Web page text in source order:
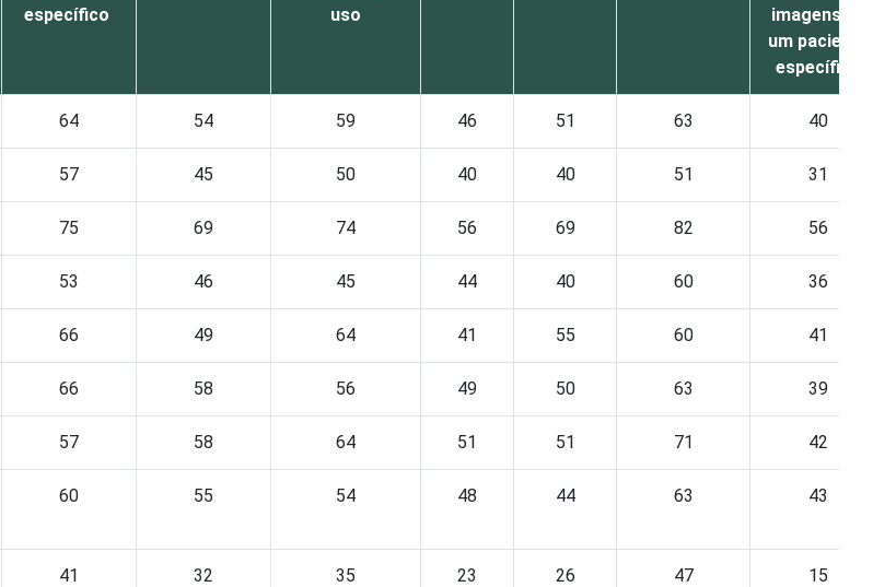
específico
uso
imagens de
um paciente
específico
64 54 59 46 51 63 40
57 45 50 40 40 51 31
75 69 74 56 69 82 56
53 46 45 44 40 60 36
66 49 64 41 55 60 41
66 58 56 49 50 63 39
57 58 64 51 51 71 42
60 55 54 48 44 63 43
41 32 35 23 26 47 15